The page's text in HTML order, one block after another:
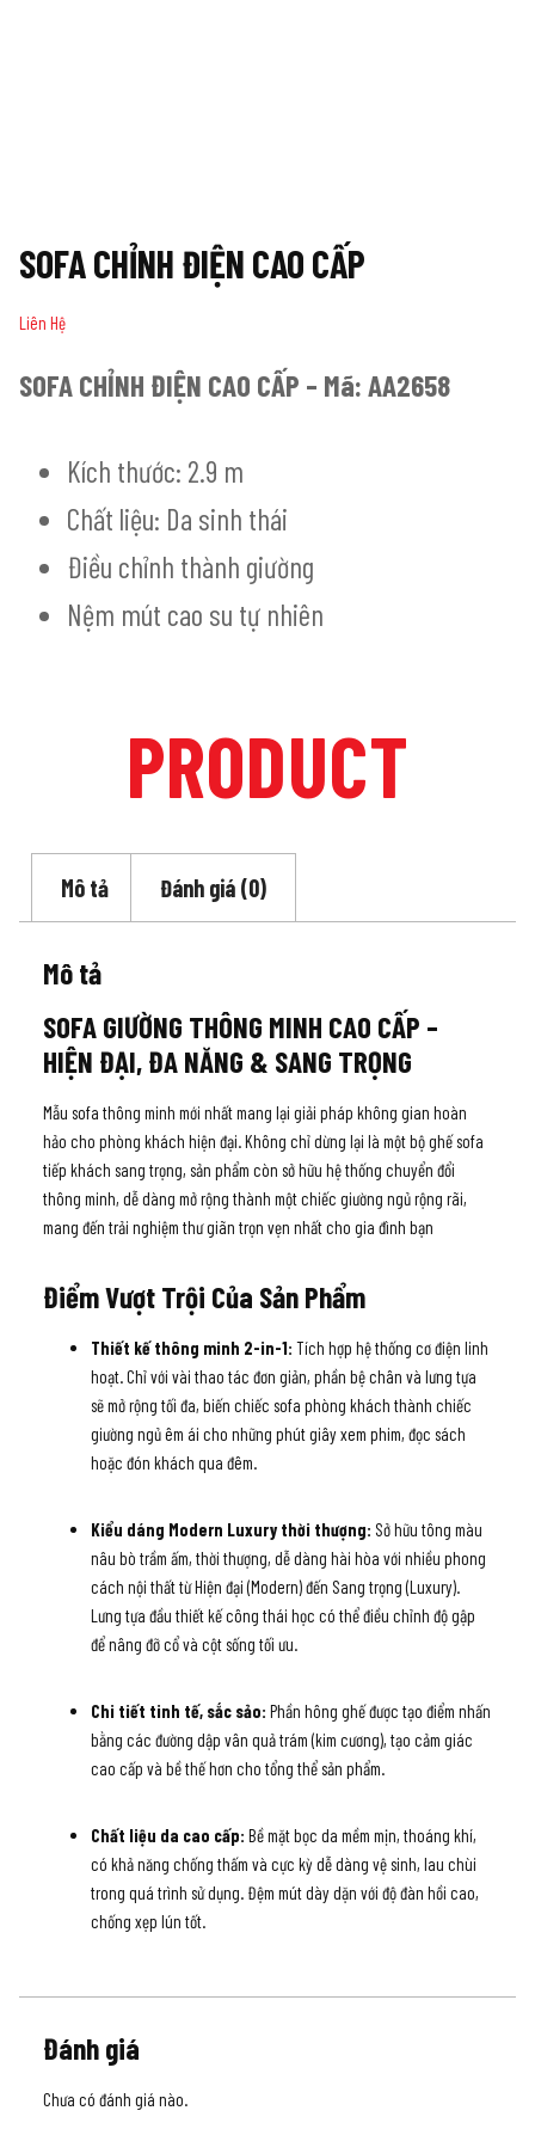
SOFA CHỈNH ĐIỆN CAO CẤP
Liên Hệ
SOFA CHỈNH ĐIỆN CAO CẤP – Mã: AA2658
Kích thước: 2.9 m
Chất liệu: Da sinh thái
Điều chỉnh thành giường
Nệm mút cao su tự nhiên
PRODUCT
Mô tả Đánh giá (0)
Mô tả
SOFA GIƯỜNG THÔNG MINH CAO CẤP –
HIỆN ĐẠI, ĐA NĂNG & SANG TRỌNG
Mẫu sofa thông minh mới nhất mang lại giải pháp không gian hoàn
hảo cho phòng khách hiện đại. Không chỉ dừng lại là một bộ ghế sofa
tiếp khách sang trọng, sản phẩm còn sở hữu hệ thống chuyển đổi
thông minh, dễ dàng mở rộng thành một chiếc giường ngủ rộng rãi,
mang đến trải nghiệm thư giãn trọn vẹn nhất cho gia đình bạn
Điểm Vượt Trội Của Sản Phẩm
Thiết kế thông minh 2-in-1: Tích hợp hệ thống cơ điện linh
hoạt. Chỉ với vài thao tác đơn giản, phần bệ chân và lưng tựa
sẽ mở rộng tối đa, biến chiếc sofa phòng khách thành chiếc
giường ngủ êm ái cho những phút giây xem phim, đọc sách
hoặc đón khách qua đêm.
Kiểu dáng Modern Luxury thời thượng: Sở hữu tông màu
nâu bò trầm ấm, thời thượng, dễ dàng hài hòa với nhiều phong
cách nội thất từ Hiện đại (Modern) đến Sang trọng (Luxury).
Lưng tựa đầu thiết kế công thái học có thể điều chỉnh độ gập
để nâng đỡ cổ và cột sống tối ưu.
Chi tiết tinh tế, sắc sảo: Phần hông ghế được tạo điểm nhấn
bằng các đường dập vân quả trám (kim cương), tạo cảm giác
cao cấp và bề thế hơn cho tổng thể sản phẩm.
Chất liệu da cao cấp: Bề mặt bọc da mềm mịn, thoáng khí,
có khả năng chống thấm và cực kỳ dễ dàng vệ sinh, lau chùi
trong quá trình sử dụng. Đệm mút dày dặn với độ đàn hồi cao,
chống xẹp lún tốt.
Đánh giá
Chưa có đánh giá nào.